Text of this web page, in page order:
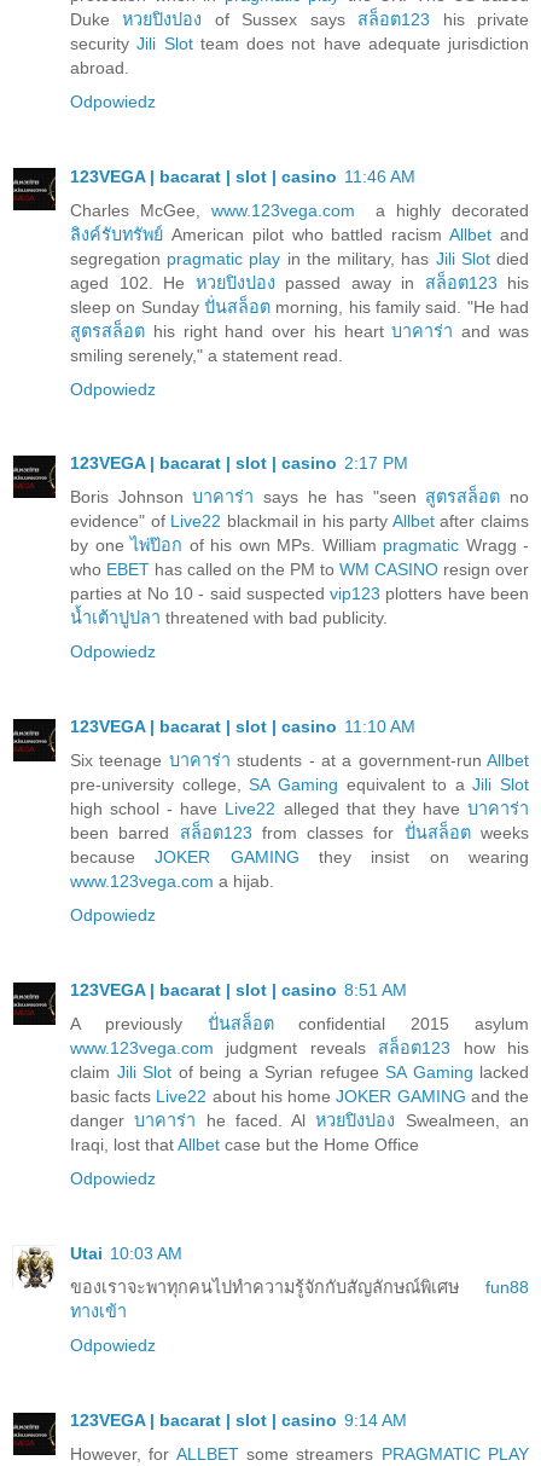
Dukeหวยปิงปอง of Sussex says สล็อต123 his private
securityJili Slotteam does not have adequate jurisdiction
abroad.
Odpowiedz
123VEGA | bacarat | slot | casino 11:46 AM
Charles McGee, www.123vega.com a highly decorated
ลิงค์รับทรัพย์ American pilot who battled racismAllbet and
segregation pragmatic play in the military, has Jili Slotdied
aged 102. He หวยปิงปอง passed away in สล็อต123 his
sleep on Sunday ปั่นสล็อต morning, his family said. "He had
สูตรสล็อต his right hand over his heartบาคาร่า and was
smiling serenely," a statement read.
Odpowiedz
123VEGA | bacarat | slot | casino 2:17 PM
Boris Johnsonบาคาร่า says he has "seen สูตรสล็อต no
evidence" of Live22 blackmail in his party Allbetafter claims
by oneไพ่ป๊อก of his own MPs. William pragmatic Wragg -
who EBET has called on the PM to WM CASINO resign over
parties at No 10 - said suspectedvip123 plotters have been
น้ำเต้าปูปลา threatened with bad publicity.
Odpowiedz
123VEGA | bacarat | slot | casino 11:10 AM
Six teenage บาคาร่า students - at a government-run Allbet
pre-university college,SA Gaming equivalent to aJili Slot
high school - have Live22 alleged that they haveบาคาร่า
been barred สล็อต123 from classes for ปั่นสล็อตweeks
becauseJOKER GAMING they insist on wearing
www.123vega.com a hijab.
Odpowiedz
123VEGA | bacarat | slot | casino 8:51 AM
A previously ปั่นสล็อตconfidential 2015 asylum
www.123vega.com judgment reveals สล็อต123 how his
claim Jili Slot of being a Syrian refugee SA Gaming lacked
basic facts Live22 about his homeJOKER GAMING and the
dangerบาคาร่า he faced. Alหวยปิงปอง Swealmeen, an
Iraqi, lost thatAllbet case but the Home Office
Odpowiedz
Utai 10:03 AM
ของเราจะพาทุกคนไปทำความรู้จักกับสัญลักษณ์พิเศษ fun88
ทางเข้า
Odpowiedz
123VEGA | bacarat | slot | casino 9:14 AM
However, for ALLBETsome streamers PRAGMATIC PLAY